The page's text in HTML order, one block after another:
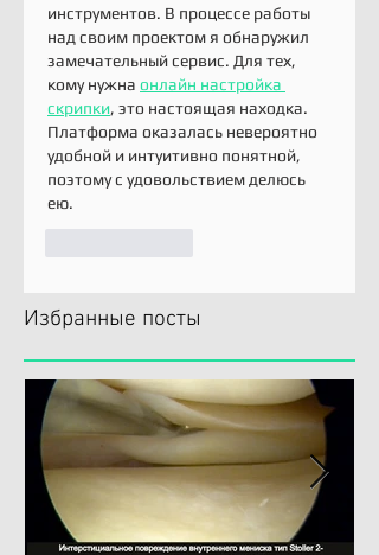
инструментов. В процессе работы
над своим проектом я обнаружил
замечательный сервис. Для тех,
кому нужна онлайн настройка
скрипки, это настоящая находка.
Платформа оказалась невероятно
удобной и интуитивно понятной,
поэтому с удовольствием делюсь
ею.
Избранные посты